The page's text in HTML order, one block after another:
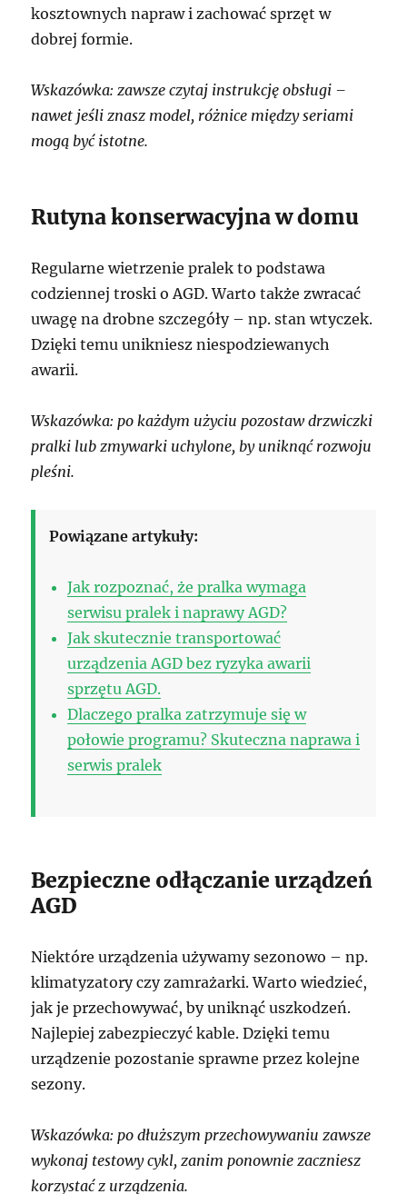
kosztownych napraw i zachować sprzęt w
dobrej formie.
Wskazówka: zawsze czytaj instrukcję obsługi –
nawet jeśli znasz model, różnice między seriami
mogą być istotne.
Rutyna konserwacyjna w domu
Regularne wietrzenie pralek to podstawa
codziennej troski o AGD. Warto także zwracać
uwagę na drobne szczegóły – np. stan wtyczek.
Dzięki temu unikniesz niespodziewanych
awarii.
Wskazówka: po każdym użyciu pozostaw drzwiczki
pralki lub zmywarki uchylone, by uniknąć rozwoju
pleśni.
Powiązane artykuły:
Jak rozpoznać, że pralka wymaga
serwisu pralek i naprawy AGD?
Jak skutecznie transportować
urządzenia AGD bez ryzyka awarii
sprzętu AGD.
Dlaczego pralka zatrzymuje się w
połowie programu? Skuteczna naprawa i
serwis pralek
Bezpieczne odłączanie urządzeń
AGD
Niektóre urządzenia używamy sezonowo – np.
klimatyzatory czy zamrażarki. Warto wiedzieć,
jak je przechowywać, by uniknąć uszkodzeń.
Najlepiej zabezpieczyć kable. Dzięki temu
urządzenie pozostanie sprawne przez kolejne
sezony.
Wskazówka: po dłuższym przechowywaniu zawsze
wykonaj testowy cykl, zanim ponownie zaczniesz
korzystać z urządzenia.